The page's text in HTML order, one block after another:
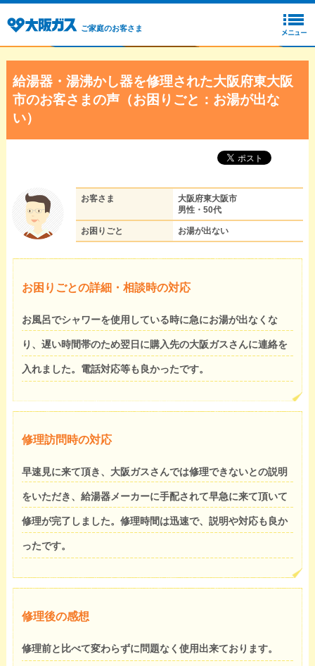
ご家庭のお客さま
給湯器・湯沸かし器を修理された大阪府東大阪
市のお客さまの声（お困りごと：お湯が出な
い）
お客さま
大阪府東大阪市
男性・50代
お困りごと お湯が出ない
お困りごとの詳細・相談時の対応
お風呂でシャワーを使用している時に急にお湯が出なくな
り、遅い時間帯のため翌日に購入先の大阪ガスさんに連絡を
入れました。電話対応等も良かったです。
修理訪問時の対応
早速見に来て頂き、大阪ガスさんでは修理できないとの説明
をいただき、給湯器メーカーに手配されて早急に来て頂いて
修理が完了しました。修理時間は迅速で、説明や対応も良か
ったです。
修理後の感想
修理前と比べて変わらずに問題なく使用出来ております。